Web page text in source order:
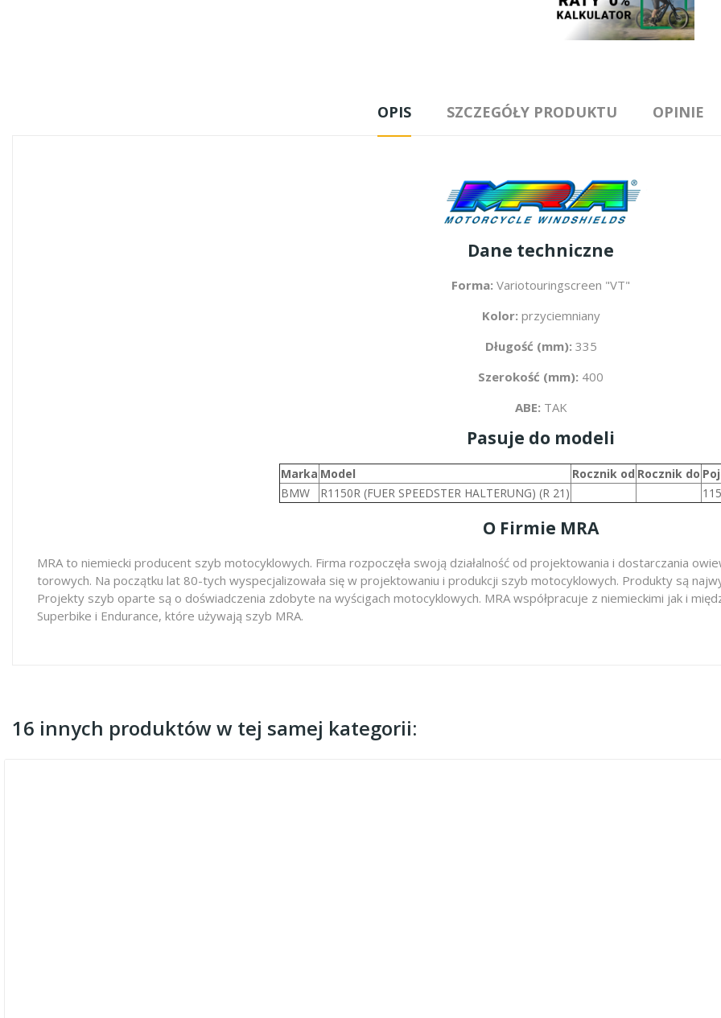
OPIS SZCZEGÓŁY PRODUKTU OPINIE
Dane techniczne
Forma: Variotouringscreen "VT"
Kolor: przyciemniany
Długość (mm): 335
Szerokość (mm): 400
ABE: TAK
Pasuje do modeli
Marka Model Rocznik od Rocznik do
BMW
R1150R (FUER SPEEDSTER HALTERUNG) (R 21)
O Firmie MRA
MRA to niemiecki producent szyb motocyklowych. Firma rozpoczęła swoją działalność od projektowania i dostarczania
torowych. Na początku lat 80-tych wyspecjalizowała się w projektowaniu i produkcji szyb motocyklowych. Produkty są
Projekty szyb oparte są o doświadczenia zdobyte na wyścigach motocyklowych. MRA współpracuje z niemieckimi jak i
Superbike i Endurance, które używają szyb MRA.
16 innych produktów w tej samej kategorii: